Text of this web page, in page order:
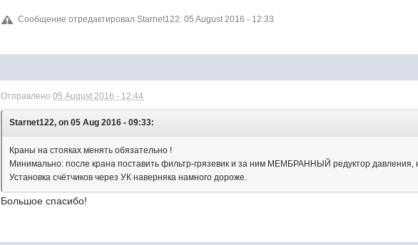
Сообщение отредактировал Starnet122: 05 August 2016 - 12:33
Отправлено05 August 2016 - 12:44
Starnet122, on 05 Aug 2016 - 09:33:
Краны на стояках менять обязательно !
Минимально: после крана поставить фильтр-грязевик и за ним МЕМБРАННЫЙ редуктор давления,
Установка счётчиков через УК наверняка намного дороже.
Большое спасибо!